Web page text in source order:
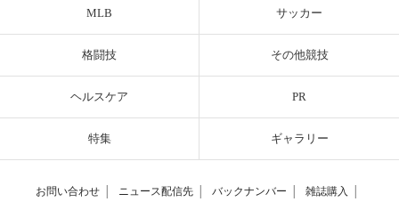
MLB サッカー
格闘技 その他競技
ヘルスケア PR
特集 ギャラリー
お問い合わせ ニュース配信先 バックナンバー 雑誌購入